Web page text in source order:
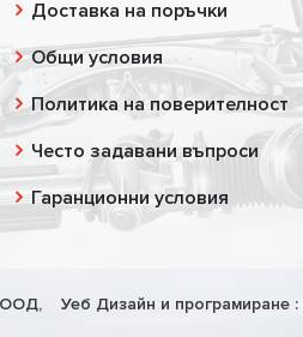
Доставка на поръчки
Общи условия
Политика на поверителност
Често задавани въпроси
Гаранционни условия
ООД, Уеб Дизайн и програмиране :